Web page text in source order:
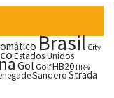
Brasil City
Estados Unidos
Gol GolfHB20 HR-V
SanderoStrada